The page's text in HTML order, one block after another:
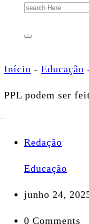
Search
for:
Início - Educação
PPL podem ser
Redação
Educação
junho 24,
0 Comments